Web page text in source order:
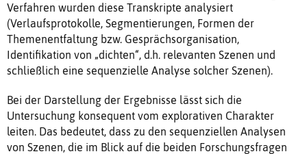
Verfahren wurden diese Transkripte analysiert
(Verlaufsprotokolle, Segmentierungen, Formen der
Themenentfaltung bzw. Gesprächsorganisation,
Identifikation von „dichten“, d.h. relevanten Szenen und
schließlich eine sequenzielle Analyse solcher Szenen).
Bei der Darstellung der Ergebnisse lässt sich die
Untersuchung konsequent vom explorativen Charakter
leiten. Das bedeutet, dass zu den sequenziellen Analysen
von Szenen, die im Blick auf die beiden Forschungsfragen